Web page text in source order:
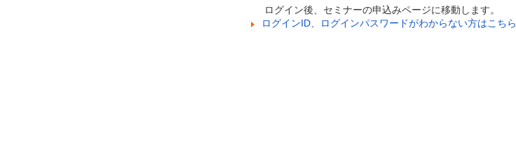
ログイン後、セミナーの申込みページに移動します。
ログインID、ログインパスワードがわからない方はこちら